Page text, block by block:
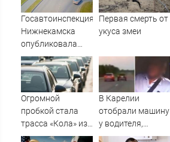
Госавтоинспекция
Нижнекамска
опубликовала
видео жесткого
ДТП с участием
питбайкера
07/08/2026 –
Новости
Первая смерть от
укуса змеи
Огромной
пробкой стала
трасса «Кола» из-
за завалившейся
В Карелии
отобрали машину
у водителя,
который петлял